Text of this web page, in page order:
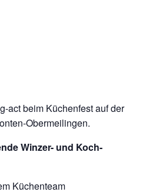
act beim Küchenfest auf der
Obermeilingen.
Winzer- und Koch-
Küchenteam